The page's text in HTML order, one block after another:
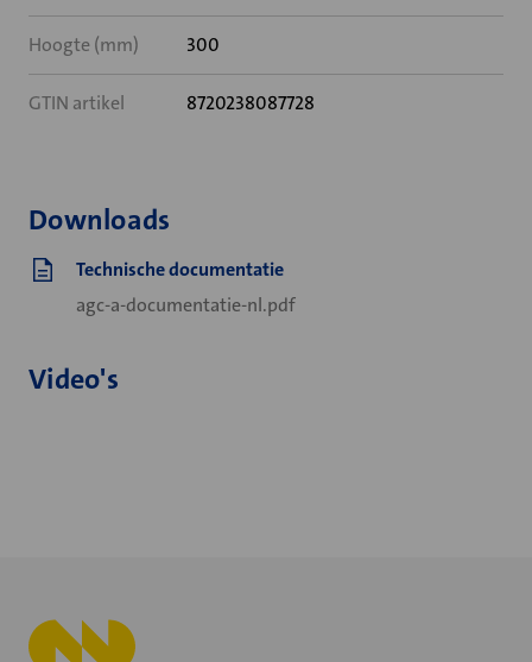
Hoogte (mm) 300
GTIN artikel 8720238087728
Downloads
Technische documentatie
agc-a-documentatie-nl.pdf
Video's